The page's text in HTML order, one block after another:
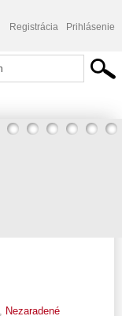
Registrácia Prihlásenie
Nezaradené